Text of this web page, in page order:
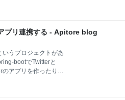
ので興味がない旨を
形で、「俺って魅力
。また、海外からは
せん。Apitoreの起業
ばらくお待ち下さ
の団欒を楽しみつ
つ、のんびりしま
ロックス時代の振り
の話はしませんので
トも公開しているの
者（2009年～2014
プリ連携する - Apitore blog
うプロジェクトがあ
bootでTwitterと
アプリを作ったりす